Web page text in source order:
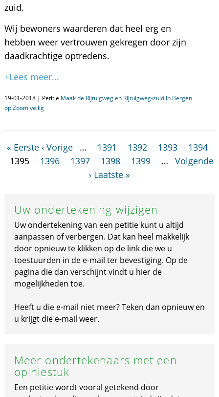
zuid.
Wij bewoners waarderen dat heel erg en
hebben weer vertrouwen gekregen door zijn
daadkrachtige optredens.
+Lees meer...
19-01-2018 | Petitie Maak de Rijtuigweg en Rijtuigweg-zuid in Bergen
op Zoom veilig
« Eerste ‹ Vorige … 1391 1392 1393
1394
1395
1396 1397 1398 1399 …
Volgende
› Laatste »
Uw ondertekening wijzigen
Uw ondertekening van een petitie kunt u altijd
aanpassen of verbergen. Dat kan heel makkelijk
door opnieuw te klikken op de link die we u
toestuurden in de e-mail ter bevestiging. Op de
pagina die dan verschijnt vindt u hier de
mogelijkheden toe.
Heeft u die e-mail niet meer? Teken dan opnieuw en
u krijgt die e-mail weer.
Meer ondertekenaars met een
opiniestuk
Een petitie wordt vooral getekend door